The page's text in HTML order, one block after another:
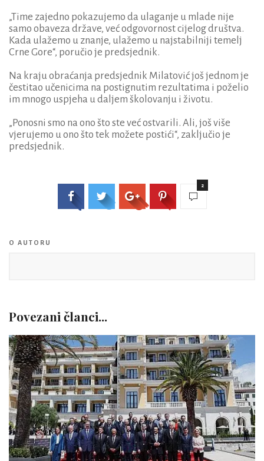
„Time zajedno pokazujemo da ulaganje u mlade nije
samo obaveza države, već odgovornost cijelog društva.
Kada ulažemo u znanje, ulažemo u najstabilniji temelj
Crne Gore“, poručio je predsjednik.
Na kraju obraćanja predsjednik Milatović još jednom je
čestitao učenicima na postignutim rezultatima i poželio
im mnogo uspjeha u daljem školovanju i životu.
„Ponosni smo na ono što ste već ostvarili. Ali, još više
vjerujemo u ono što tek možete postići“, zaključio je
predsjednik.
2
O AUTORU
Povezani članci...